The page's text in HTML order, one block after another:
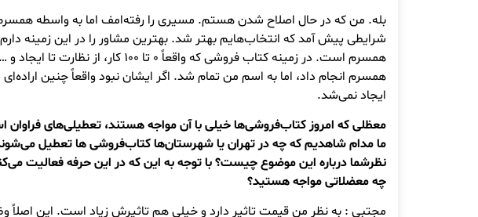
بله. من که در حال اصلاح شدن هستم. مسیری را رفته‌امف اما به واسطه
شرایطی پیش آمد که انتخاب‌هایم بهتر شد. بهترین مشاور را در این زمینه
همسرم است. در زمینه کتاب فروشی که واقعاً ۰ تا ۱۰۰ کار، از نظارت تا
همسرم انجام داد، اما به اسم من تمام شد. اگر ایشان نبود واقعاً چنین
ایجاد نمی‌شد.
معظلی که امروز کتاب‌فروشی‌ها خیلی با آن مواجه هستند، تعطیلی‌های
ما مدام شاهدیم که چه در تهران یا شهرستان‌ها کتاب‌فروشی ها تعطیل
نظرشما درباره این موضوع چیست؟ با توجه به این که در این حرفه فعالیت
چه معضلاتی مواجه هستید؟
مجتبی : به نظر من قیمت تاثیر دارد و خیلی هم تاثیرش زیاد است. این اصلاً